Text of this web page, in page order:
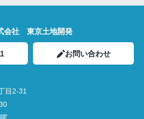
会社 東京土地開発
お問い合わせ
目2-31